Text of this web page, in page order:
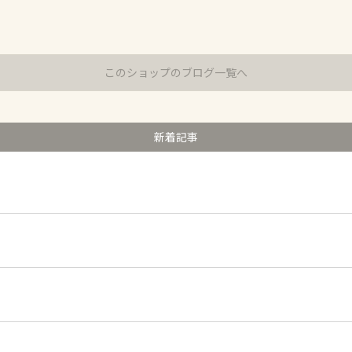
このショップのブログ一覧へ
新着記事